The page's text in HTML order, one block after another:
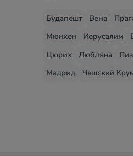
Будапешт Вена
Мюнхен
Иерусалим
Цюрих
Любляна
Мадрид
Чешский